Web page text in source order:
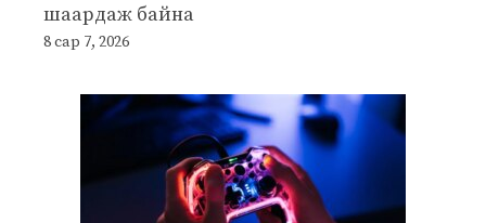
шаардаж байна
8 сар 7, 2026